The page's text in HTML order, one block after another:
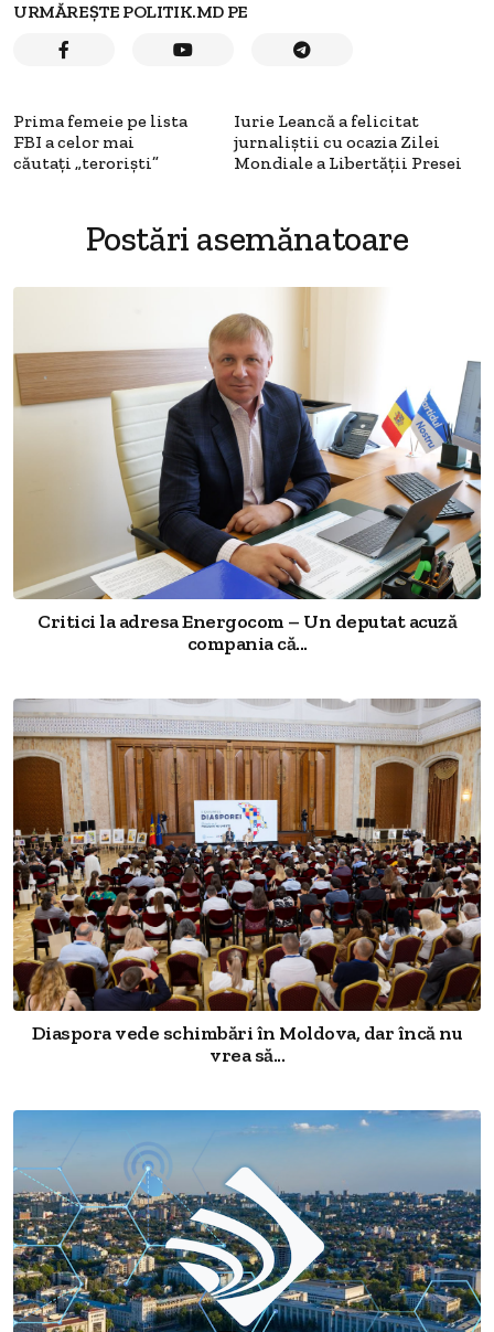
URMĂREȘTE POLITIK.MD PE
Prima femeie pe lista
FBI a celor mai
căutaţi „terorişti”
Iurie Leancă a felicitat
jurnaliștii cu ocazia Zilei
Mondiale a Libertății Presei
Postări asemănatoare
Critici la adresa Energocom – Un deputat acuză
compania că...
Diaspora vede schimbări în Moldova, dar încă nu
vrea să...